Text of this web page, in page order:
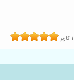
1 کاربر